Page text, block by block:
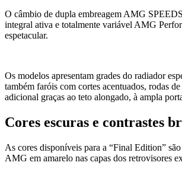
O câmbio de dupla embreagem AMG
integral ativa e totalmente variável AMG
espetacular.
Os modelos apresentam grades do radiador
também faróis com cortes acentuados, rodas
adicional graças ao teto alongado, à ampla
Cores escuras e contrastes
As cores disponíveis para a “Final Edition”
AMG em amarelo nas capas dos retrovisores